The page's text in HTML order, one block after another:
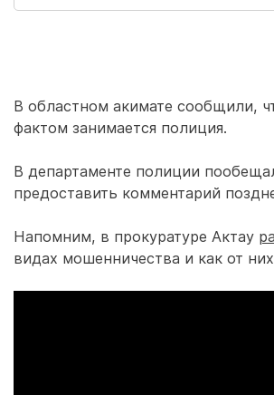
В областном акимате сообщили,
фактом занимается полиция.
В департаменте полиции
предоставить комментарий
Напомним, в прокуратуре Актау
видах мошенничества и как от